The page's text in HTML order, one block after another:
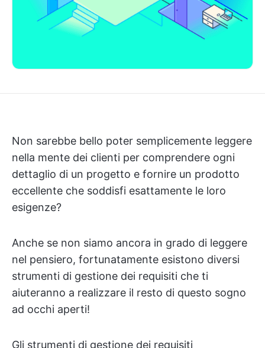
Non sarebbe bello poter semplicemente leggere
nella mente dei clienti per comprendere ogni
dettaglio di un progetto e fornire un prodotto
eccellente che soddisfi esattamente le loro
esigenze?
Anche se non siamo ancora in grado di leggere
nel pensiero, fortunatamente esistono diversi
strumenti di gestione dei requisiti che ti
aiuteranno a realizzare il resto di questo sogno
ad occhi aperti!
Gli strumenti di gestione dei requisiti